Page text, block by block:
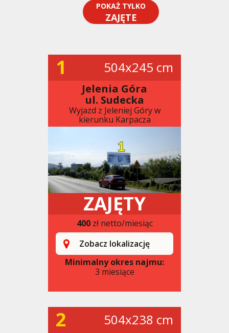
POKAŻ TYLKO
ZAJĘTE
1 504x245 cm
Jelenia Góra
ul. Sudecka
Wyjazd z Jeleniej Góry w
kierunku Karpacza
ZAJĘTY
400zł netto/miesiąc
Zobacz lokalizację
Minimalny okres najmu:
3 miesiące
2 504x238 cm